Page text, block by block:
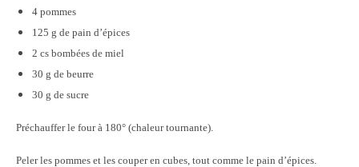
4 pommes
125 g de pain d’épices
2 cs bombées de miel
30 g de beurre
30 g de sucre
Préchauffer le four à 180° (chaleur tournante).
Peler les pommes et les couper en cubes, tout comme le pain d’épices.